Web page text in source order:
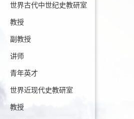
世界古代中世纪史教研室
教授
副教授
讲师
青年英才
世界近现代史教研室
教授